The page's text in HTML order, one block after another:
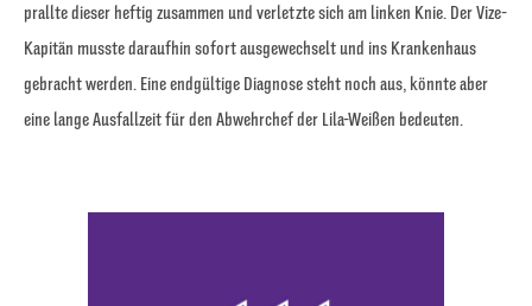
prallte dieser heftig zusammen und verletzte sich am linken Knie. Der Vize-
Kapitän musste daraufhin sofort ausgewechselt und ins Krankenhaus
gebracht werden. Eine endgültige Diagnose steht noch aus, könnte aber
eine lange Ausfallzeit für den Abwehrchef der Lila-Weißen bedeuten.